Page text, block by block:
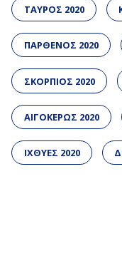
ΤΑΥΡΟΣ 2020
ΠΑΡΘΕΝΟΣ 2020
ΣΚΟΡΠΙΟΣ 2020
ΑΙΓΟΚΕΡΩΣ 2020
ΙΧΘΥΕΣ 2020